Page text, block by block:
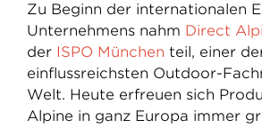
Zu Beginn der internationalen
Unternehmens nahm Direct
der ISPO München teil, einer
einflussreichsten Outdoor-
Welt. Heute erfreuen sich
Alpine in ganz Europa immer